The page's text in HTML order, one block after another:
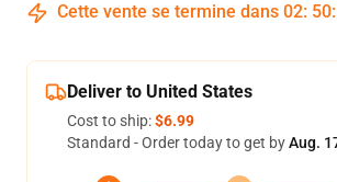
Cette vente se termine dans 02: 50:
Deliver to United States
Cost to ship:$6.99
Standard - Order today to get byAug.